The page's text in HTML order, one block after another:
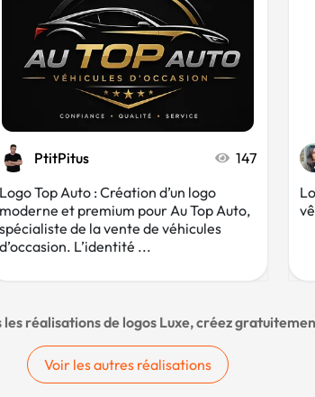
PtitPitus
147
Logo Top Auto : Création d’un logo
moderne et premium pour Au Top Auto,
spécialiste de la vente de véhicules
d’occasion. L’identité ...
réalisations de logos Luxe, créez
Voir les autres réalisations